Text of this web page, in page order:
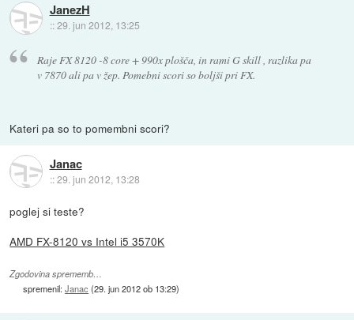
JanezH
::29. jun 2012, 13:25
Raje FX 8120 -8 core + 990x plošča, in rami G skill , razlika pa
v 7870 ali pa v žep. Pomebni scori so boljši pri FX.
Kateri pa so to pomembni scori?
Janac
::29. jun 2012, 13:28
poglej si teste?
AMD FX-8120 vs Intel i5 3570K
Zgodovina sprememb…
spremenil:Janac (29. jun 2012 ob 13:29)